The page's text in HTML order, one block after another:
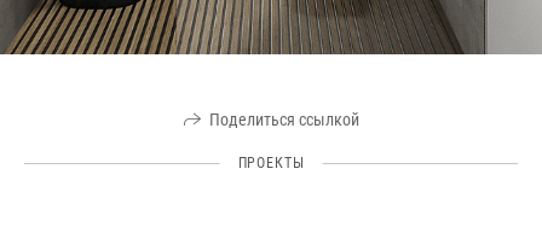
Поделиться ссылкой
ПРОЕКТЫ